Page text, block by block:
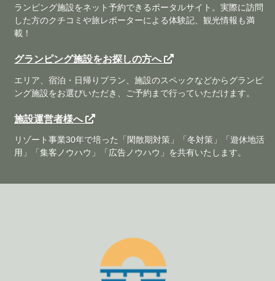
ランピング施設をネット予約できるポータルサイト。実際に訪問
した方のクチコミや旅レポーターによる体験記、観光情報も満
載！
グランピング施設をお探しの方へ
エリア、宿泊・日帰りプラン、施設のスペックなどからグランピ
ング施設をお選びいただき、ご予約まで行っていただけます。
施設運営者様へ
リゾート事業30年で培った「閑散期対策」「冬対策」「遊休地活
用」「集客ノウハウ」「広告ノウハウ」を共有いたします。